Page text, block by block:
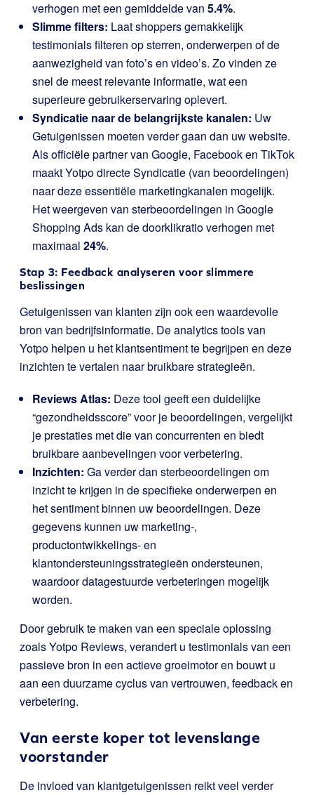
verhogen met een gemiddelde van 5.4%.
Slimme filters: Laat shoppers gemakkelijk
testimonials filteren op sterren, onderwerpen of de
aanwezigheid van foto’s en video’s. Zo vinden ze
snel de meest relevante informatie, wat een
superieure gebruikerservaring oplevert.
Syndicatie naar de belangrijkste kanalen: Uw
Getuigenissen moeten verder gaan dan uw website.
Als officiële partner van Google, Facebook en TikTok
maakt Yotpo directe Syndicatie (van beoordelingen)
naar deze essentiële marketingkanalen mogelijk.
Het weergeven van sterbeoordelingen in Google
Shopping Ads kan de doorklikratio verhogen met
maximaal 24%.
Stap 3: Feedback analyseren voor slimmere
beslissingen
Getuigenissen van klanten zijn ook een waardevolle
bron van bedrijfsinformatie. De analytics tools van
Yotpo helpen u het klantsentiment te begrijpen en deze
inzichten te vertalen naar bruikbare strategieën.
Reviews Atlas: Deze tool geeft een duidelijke
“gezondheidsscore” voor je beoordelingen, vergelijkt
je prestaties met die van concurrenten en biedt
bruikbare aanbevelingen voor verbetering.
Inzichten: Ga verder dan sterbeoordelingen om
inzicht te krijgen in de specifieke onderwerpen en
het sentiment binnen uw beoordelingen. Deze
gegevens kunnen uw marketing-,
productontwikkelings- en
klantondersteuningsstrategieën ondersteunen,
waardoor datagestuurde verbeteringen mogelijk
worden.
Door gebruik te maken van een speciale oplossing
zoals Yotpo Reviews, verandert u testimonials van een
passieve bron in een actieve groeimotor en bouwt u
aan een duurzame cyclus van vertrouwen, feedback en
verbetering.
Van eerste koper tot levenslange
voorstander
De invloed van klantgetuigenissen reikt veel verder